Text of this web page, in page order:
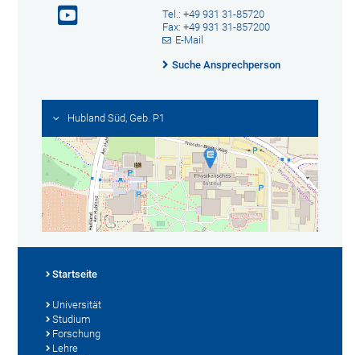
Tel.: +49 931 31-85720
Fax: +49 931 31-857200
E-Mail
Suche Ansprechperson
Hubland Süd, Geb. P1
Startseite
Universität
Studium
Forschung
Lehre